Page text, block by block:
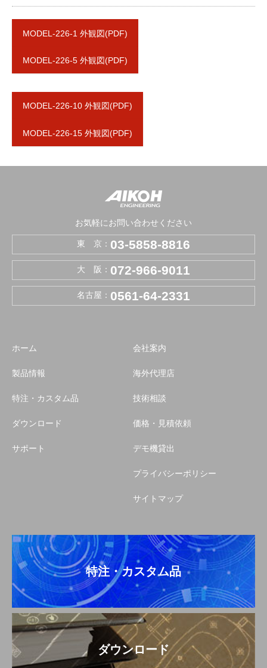
MODEL-226-1 外観図(PDF)
MODEL-226-5 外観図(PDF)
MODEL-226-10 外観図(PDF)
MODEL-226-15 外観図(PDF)
お気軽にお問い合わせください
東 京： 03-5858-8816
大 阪： 072-966-9011
名古屋： 0561-64-2331
ホーム
製品情報
特注・カスタム品
ダウンロード
サポート
会社案内
海外代理店
技術相談
価格・見積依頼
デモ機貸出
プライバシーポリシー
サイトマップ
特注・カスタム品
ダウンロード